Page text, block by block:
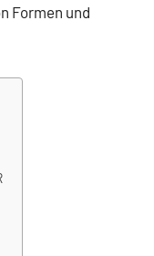
Formen und